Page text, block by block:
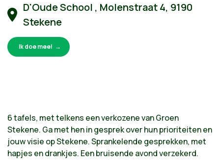
D'Oude School , Molenstraat 4, 9190
Stekene
Ik doe mee!
6 tafels, met telkens een verkozene van Groen
Stekene. Ga met hen in gesprek over hun prioriteiten en
jouw visie op Stekene. Sprankelende gesprekken, met
hapjes en drankjes. Een bruisende avond verzekerd.